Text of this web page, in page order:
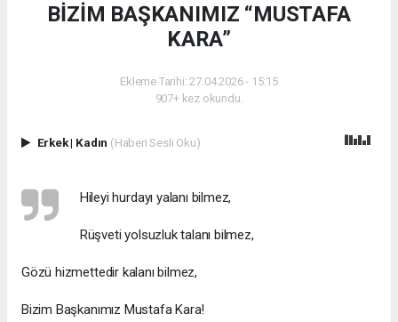
BİZİM BAŞKANIMIZ “MUSTAFA
KARA”
Ekleme Tarihi: 27.04.2026 - 15:15
907+ kez okundu.
Erkek| Kadın (Haberi Sesli Oku)
Hileyi hurdayı yalanı bilmez,
Rüşveti yolsuzluk talanı bilmez,
Gözü hizmettedir kalanı bilmez,
Bizim Başkanımız Mustafa Kara!